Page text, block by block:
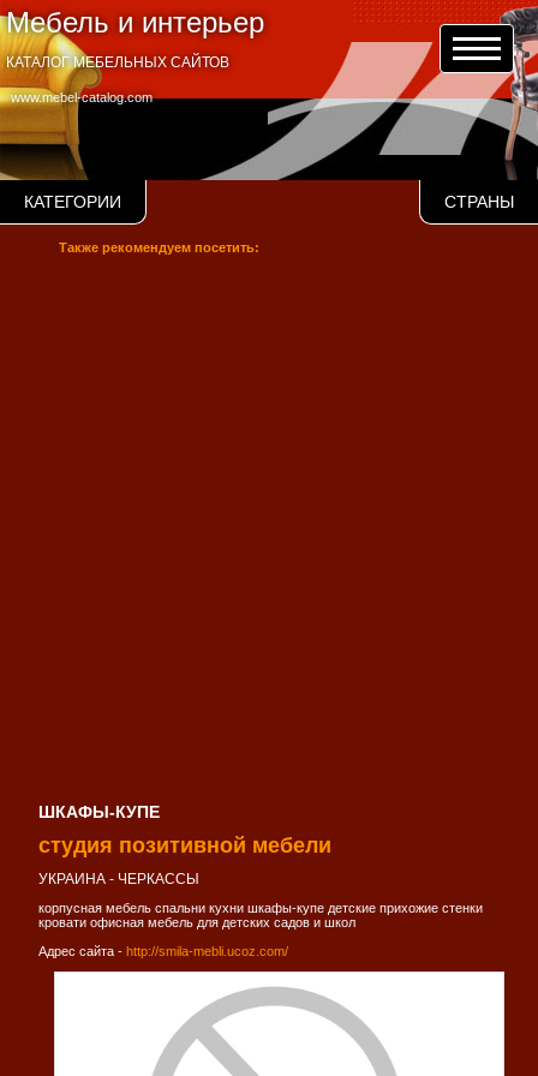
Мебель и интерьер
www.mebel-catalog.com
КАТАЛОГ МЕБЕЛЬНЫХ САЙТОВ
КАТЕГОРИИ СТРАНЫ
Также рекомендуем посетить:
ШКАФЫ-КУПЕ
студия позитивной мебели
УКРАИНА - ЧЕРКАССЫ
корпусная мебель спальни кухни шкафы-купе детские прихожие стенки
кровати офисная мебель для детских садов и школ
Адрес сайта - http://smila-mebli.ucoz.com/